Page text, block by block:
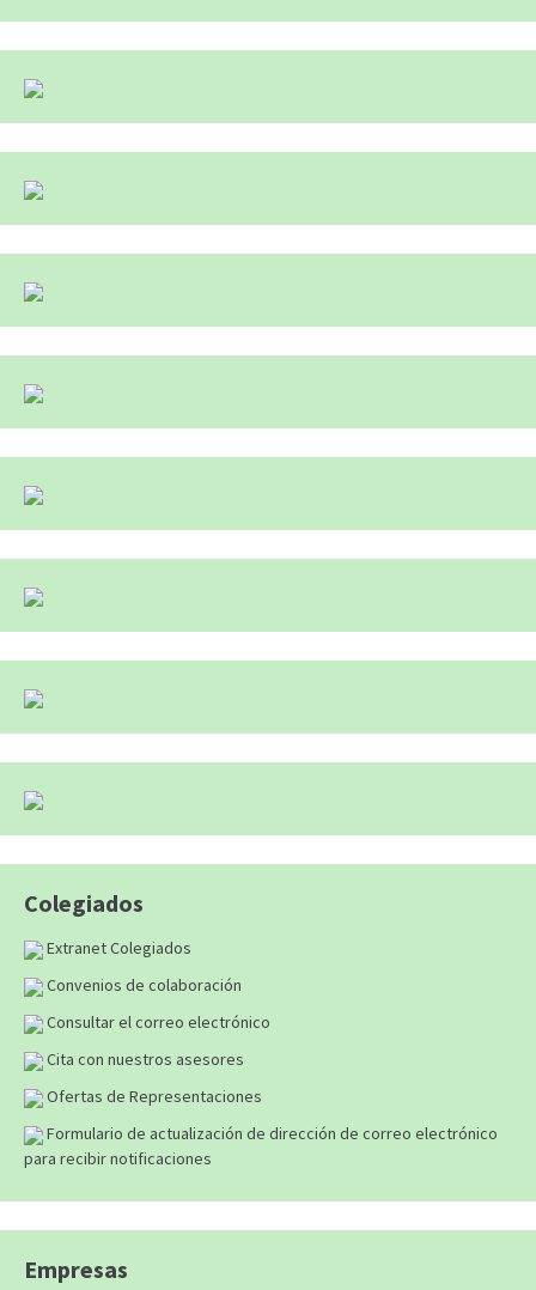
Colegiados
Extranet Colegiados
Convenios de colaboración
Consultar el correo electrónico
Cita con nuestros asesores
Ofertas de Representaciones
Formulario de actualización de dirección de correo electrónico
para recibir notificaciones
Empresas